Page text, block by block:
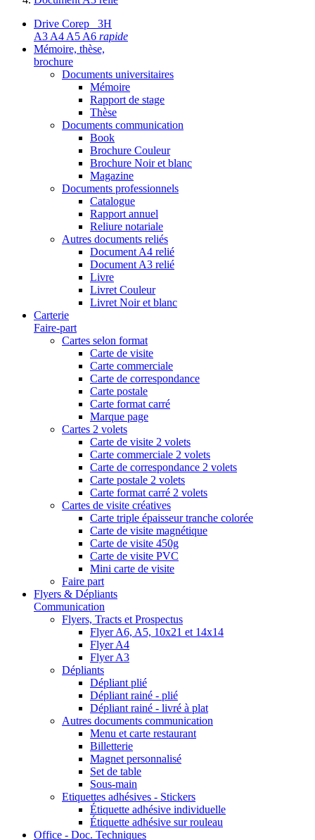
Drive Corep 3H
A3 A4 A5 A6 rapide
Mémoire, thèse,
brochure
Documents universitaires
Mémoire
Rapport de stage
Thèse
Documents communication
Book
Brochure Couleur
Brochure Noir et blanc
Magazine
Documents professionnels
Catalogue
Rapport annuel
Reliure notariale
Autres documents reliés
Document A4 relié
Document A3 relié
Livre
Livret Couleur
Livret Noir et blanc
Carterie
Faire-part
Cartes selon format
Carte de visite
Carte commerciale
Carte de correspondance
Carte postale
Carte format carré
Marque page
Cartes 2 volets
Carte de visite 2 volets
Carte commerciale 2 volets
Carte de correspondance 2 volets
Carte postale 2 volets
Carte format carré 2 volets
Cartes de visite créatives
Carte triple épaisseur tranche colorée
Carte de visite magnétique
Carte de visite 450g
Carte de visite PVC
Mini carte de visite
Faire part
Flyers & Dépliants
Communication
Flyers, Tracts et Prospectus
Flyer A6, A5, 10x21 et 14x14
Flyer A4
Flyer A3
Dépliants
Dépliant plié
Dépliant rainé - plié
Dépliant rainé - livré à plat
Autres documents communication
Menu et carte restaurant
Billetterie
Magnet personnalisé
Set de table
Sous-main
Etiquettes adhésives - Stickers
Étiquette adhésive individuelle
Étiquette adhésive sur rouleau
Office - Doc. Techniques